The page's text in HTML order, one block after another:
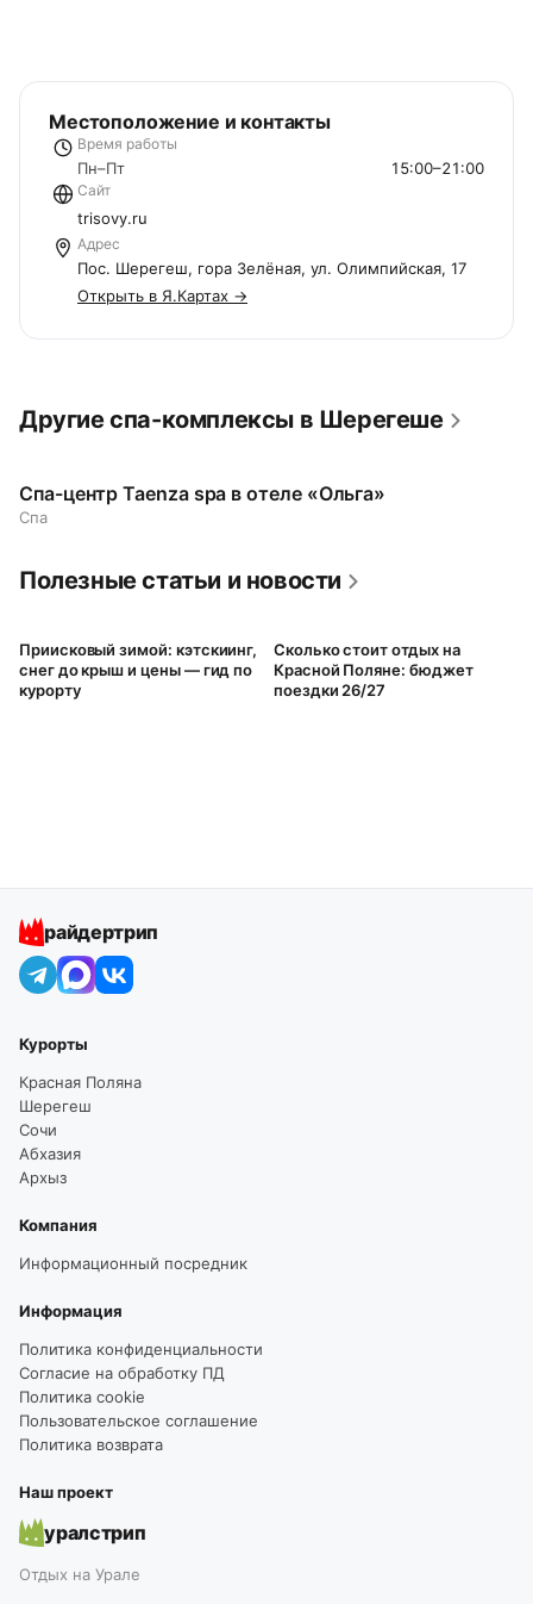
Местоположение и контакты
Время работы
Пн–Пт 15:00–21:00
Сайт
trisovy.ru
Адрес
Пос. Шерегеш, гора Зелёная, ул. Олимпийская, 17
Открыть в Я.Картах →
Другие спа-комплексы в Шерегеше
Спа-центр Taenza spa в отеле «Ольга»
Спа
Полезные статьи и новости
Приисковый зимой: кэтскиинг,
снег до крыш и цены — гид по
курорту
Сколько стоит отдых на
Красной Поляне: бюджет
поездки 26/27
райдертрип
Курорты
Красная Поляна
Шерегеш
Сочи
Абхазия
Архыз
Компания
Информационный посредник
Информация
Политика конфиденциальности
Согласие на обработку ПД
Политика cookie
Пользовательское соглашение
Политика возврата
Наш проект
уралстрип
Отдых на Урале